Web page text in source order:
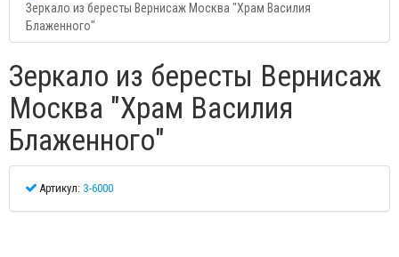
Зеркало из бересты Вернисаж Москва "Храм Василия
Блаженного"
Зеркало из бересты Вернисаж
Москва "Храм Василия
Блаженного"
Артикул: З-6000